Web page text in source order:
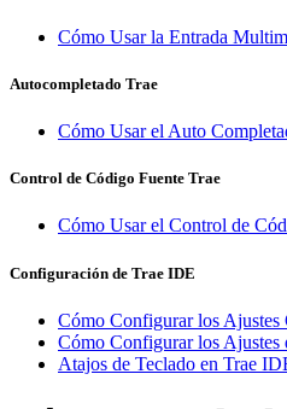
Cómo Usar la Entrada
Autocompletado Trae
Cómo Usar el Auto
Control de Código Fuente Trae
Cómo Usar el Control de
Configuración de Trae IDE
Cómo Configurar los Ajustes
Cómo Configurar los Ajustes
Atajos de Teclado en Trae